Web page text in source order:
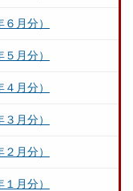
月分）
月分）
月分）
月分）
月分）
月分）